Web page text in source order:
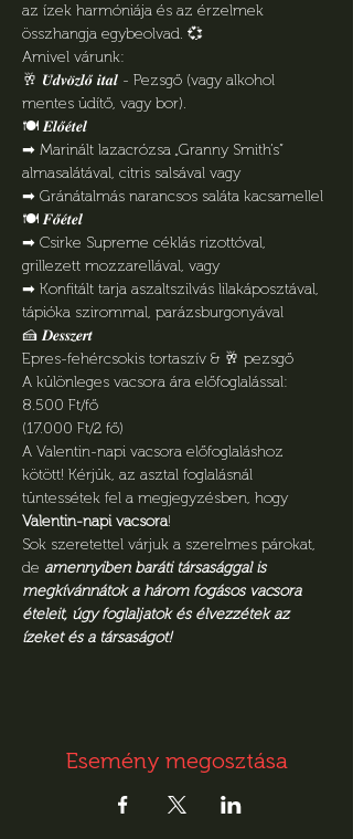
az ízek harmóniája és az érzelmek
összhangja egybeolvad. 💞
Amivel várunk:
🥂 𝑼̈𝒅𝒗𝒐̈𝒛𝒍𝒐̋ 𝒊𝒕𝒂𝒍 - Pezsgő (vagy alkohol
mentes üdítő, vagy bor).
🍽️ 𝑬𝒍𝒐̋𝒆́𝒕𝒆𝒍
➡︎ Marinált lazacrózsa „Granny Smith’s”
almasalátával, citris salsával vagy
➡︎ Gránátalmás narancsos saláta kacsamellel
🍽️ 𝑭𝒐̋𝒆́𝒕𝒆𝒍
➡︎ Csirke Supreme céklás rizottóval,
grillezett mozzarellával, vagy
➡︎ Konfitált tarja aszaltszilvás lilakáposztával,
tápióka szirommal, parázsburgonyával
🍰 𝑫𝒆𝒔𝒔𝒛𝒆𝒓𝒕
Epres-fehércsokis tortaszív & 🥂 pezsgő
A különleges vacsora ára előfoglalással:
8.500 Ft/fő
(17.000 Ft/2 fő)
A Valentin-napi vacsora előfoglaláshoz
kötött! Kérjük, az asztal foglalásnál
tüntessétek fel a megjegyzésben, hogy
Valentin-napi vacsora!
Sok szeretettel várjuk a szerelmes párokat,
de amennyiben baráti társasággal is
megkívánnátok a három fogásos vacsora
ételeit, úgy foglaljatok és élvezzétek az
ízeket és a társaságot!
Esemény megosztása